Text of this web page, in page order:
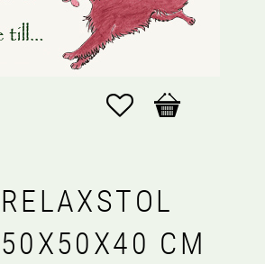
Favoriter
Kundvagn
RELAXSTOL
50X50X40 CM